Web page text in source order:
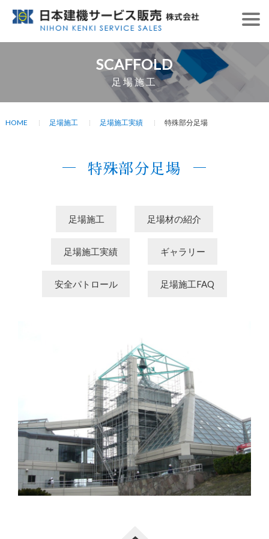
SCAFFOLD
足場施工
HOME 足場施工 足場施工実績 特殊部分足場
特殊部分足場
足場施工 足場材の紹介
足場施工実績 ギャラリー
安全パトロール 足場施工FAQ